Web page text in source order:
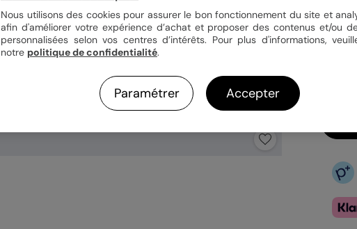
Nous utilisons des cookies pour assurer le bon fonctionnement du site et
afin d'améliorer votre expérience d’achat et proposer des contenus et/ou
personnalisées selon vos centres d’intérêts. Pour plus d'informations,
notre politique de confidentialité.
Paramétrer Accepter